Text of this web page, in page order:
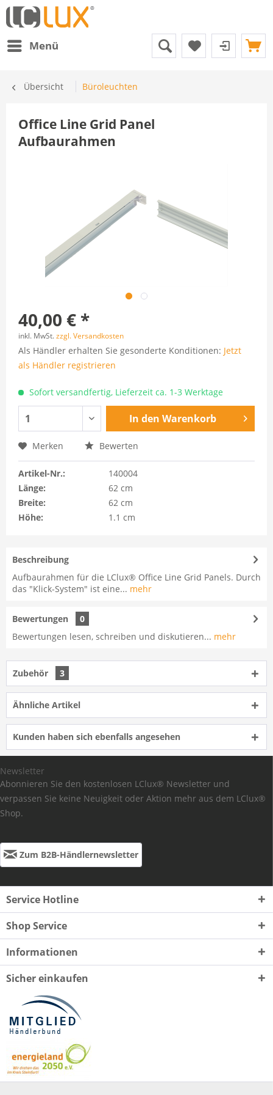
Menü
Übersicht Büroleuchten
Office Line Grid Panel
Aufbaurahmen
40,00 € *
inkl. MwSt.zzgl. Versandkosten
Als Händler erhalten Sie gesonderte Konditionen: Jetzt
als Händler registrieren
Sofort versandfertig, Lieferzeit ca. 1-3 Werktage
In den Warenkorb
Merken Bewerten
Artikel-Nr.:
140004
Länge:
62 cm
Breite:
62 cm
Höhe:
1.1 cm
Beschreibung
Aufbaurahmen für die LClux® Office Line Grid Panels. Durch
das "Klick-System" ist eine... mehr
Bewertungen
0
Bewertungen lesen, schreiben und diskutieren... mehr
Zubehör 3
Ähnliche Artikel
Kunden haben sich ebenfalls angesehen
Newsletter
Abonnieren Sie den kostenlosen LClux® Newsletter und
verpassen Sie keine Neuigkeit oder Aktion mehr aus dem LClux®
Shop.
Zum B2B-Händlernewsletter
Service Hotline
Shop Service
Informationen
Sicher einkaufen